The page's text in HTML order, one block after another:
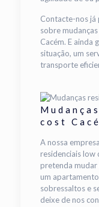
Contacte-nos já
sobre
Cacém. E ainda
situação, um
transporte
cost
A nossa
residenciais low
pretenda mudar
um
sobressaltos e
deixe de nos